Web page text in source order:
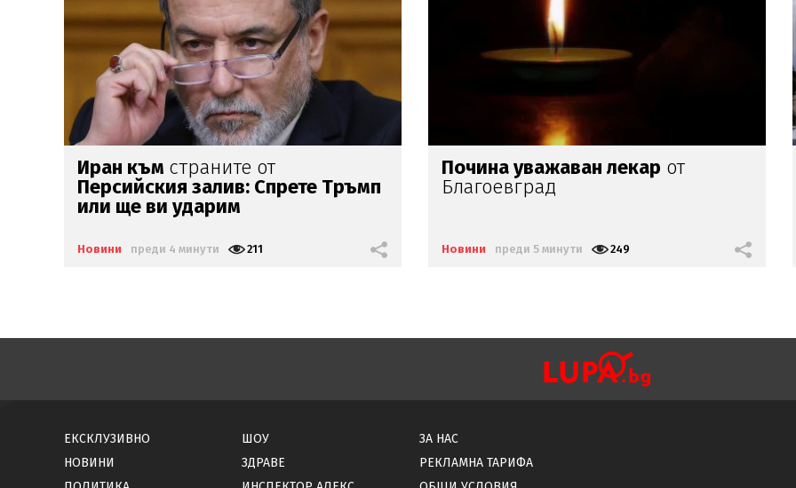
Почина уважаван лекар
Благоевград
Новини преди 5 минути 249
Катастрофа с пожар затвори
пътяСофия – Варна
край
Търново,
Новини преди 8 минути 281
ЕКСКЛУЗИВНО
НОВИНИ
ШОУ
ЗДРАВЕ
ЗА НАС
РЕКЛАМНА ТАРИФА